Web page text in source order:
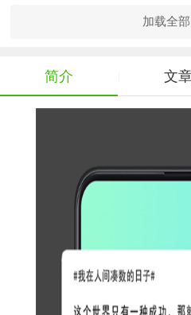
加载全
简介 文